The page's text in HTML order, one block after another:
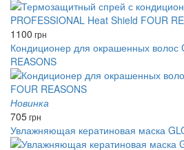
1100 грн
Кондиционер для окрашенных волос
REASONS
Новинка
705грн
Увлажняющая кератиновая маска